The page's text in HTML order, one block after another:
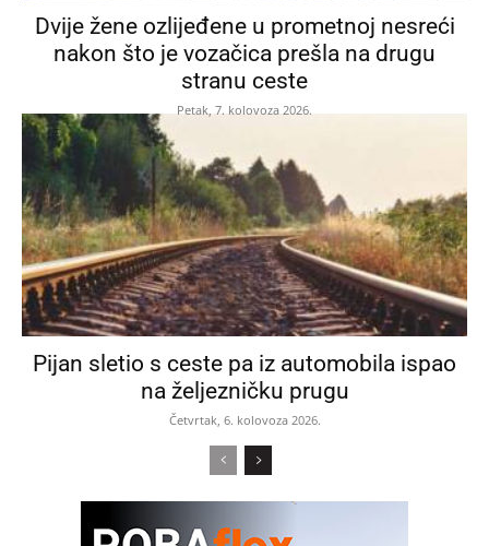
Dvije žene ozlijeđene u prometnoj nesreći
nakon što je vozačica prešla na drugu
stranu ceste
Petak, 7. kolovoza 2026.
Pijan sletio s ceste pa iz automobila ispao
na željezničku prugu
Četvrtak, 6. kolovoza 2026.